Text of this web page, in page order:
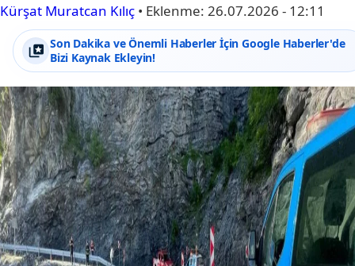
Kürşat Muratcan Kılıç • Eklenme: 26.07.2026 - 12:11
Son Dakika ve Önemli Haberler İçin Google Haberler'de
Bizi Kaynak Ekleyin!